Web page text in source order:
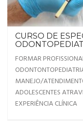
CURSO DE
FORMAR
MANEJO/
ADOLESCENTES
EXPERIÊNCIA CLÍNICA